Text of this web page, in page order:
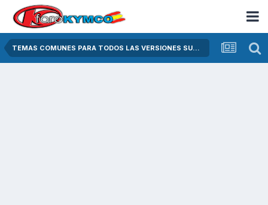
TEMAS COMUNES PARA TODOS LAS VERSIONES SUPER DINK